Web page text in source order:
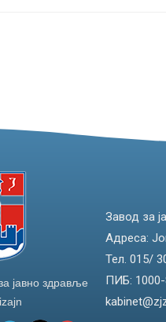
јавно здравље
Завод за
Адреса:
Тел. 015/
ПИБ: